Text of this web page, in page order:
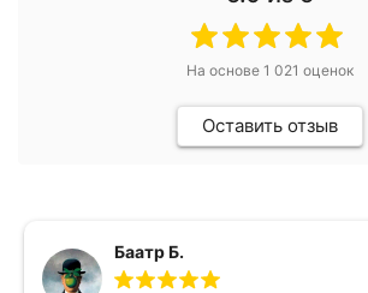
На основе 1 021 оценок
Оставить отзыв
Баатр Б.